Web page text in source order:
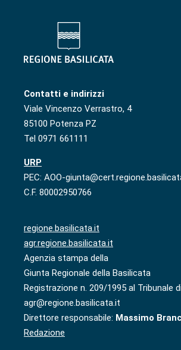
Contatti e indirizzi
Viale Vincenzo Verrastro, 4
85100 Potenza PZ
Tel 0971 661111
URP
PEC: AOO-
C.F. 80002950766
regione.basilicata.it
agr.regione.basilicata.it
Agenzia stampa della
Giunta Regionale della Basilicata
Registrazione n. 209/1995 al Tribunale
agr@regione.basilicata.it
Direttore responsabile: Massimo
Redazione